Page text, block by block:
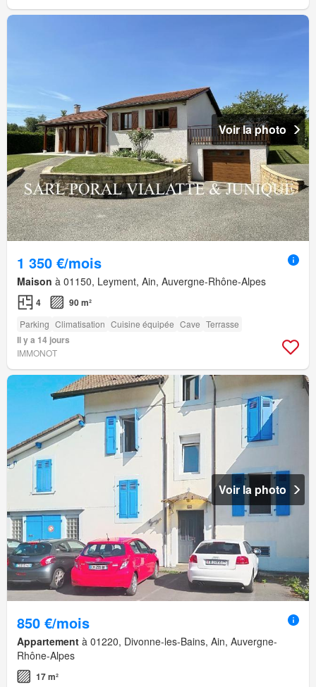
Voir la photo
1 350 €/mois
Maison à 01150, Leyment, Ain, Auvergne-Rhône-Alpes
4 90 m²
Parking Climatisation Cuisine équipée Cave Terrasse
Il y a 14 jours
IMMONOT
Voir la photo
850 €/mois
Appartement à 01220, Divonne-les-Bains, Ain, Auvergne-
Rhône-Alpes
17 m²